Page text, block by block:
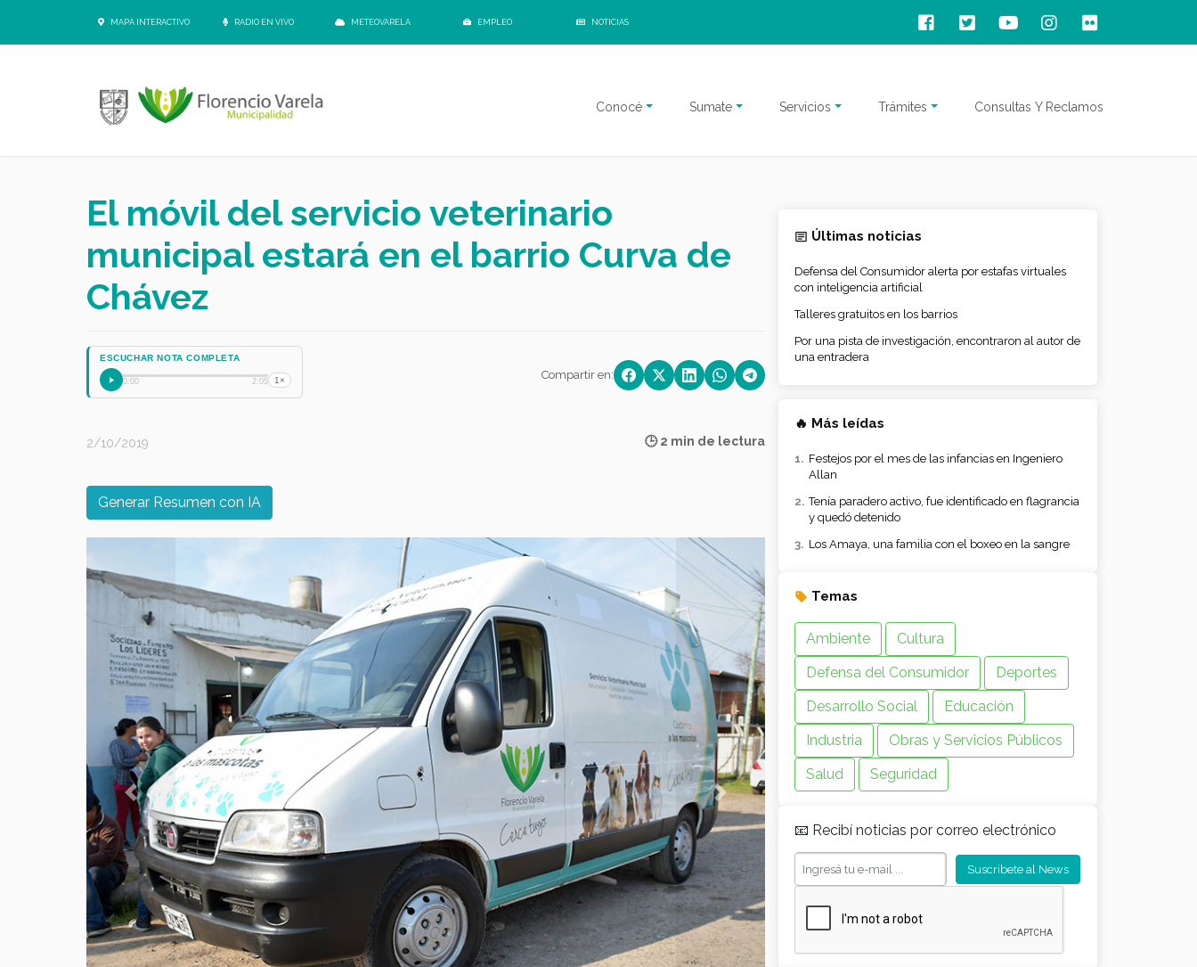
MAPA INTERACTIVO RADIO EN VIVO METEOVARELA EMPLEO NOTICIAS
Conocé Sumate Servicios Trámites Consultas Y Reclamos
El móvil del servicio veterinario
municipal estará en el barrio Curva de
Chávez
ESCUCHAR NOTA COMPLETA
0:00 2:05 1× Compartir en:
2/10/2019 🕒 2 min de lectura
Generar Resumen con IA
Previous Next
Últimas noticias
Defensa del Consumidor alerta por estafas virtuales
con inteligencia artificial
Talleres gratuitos en los barrios
Por una pista de investigación, encontraron al autor de
una entradera
🔥 Más leídas
Festejos por el mes de las infancias en Ingeniero
Allan
Tenía paradero activo, fue identificado en flagrancia
y quedó detenido
Los Amaya, una familia con el boxeo en la sangre
Temas
Ambiente
Cultura
Defensa del Consumidor
Deportes
Desarrollo Social
Educación
Industria
Obras y Servicios Públicos
Salud
Seguridad
📧 Recibí noticias por correo electrónico